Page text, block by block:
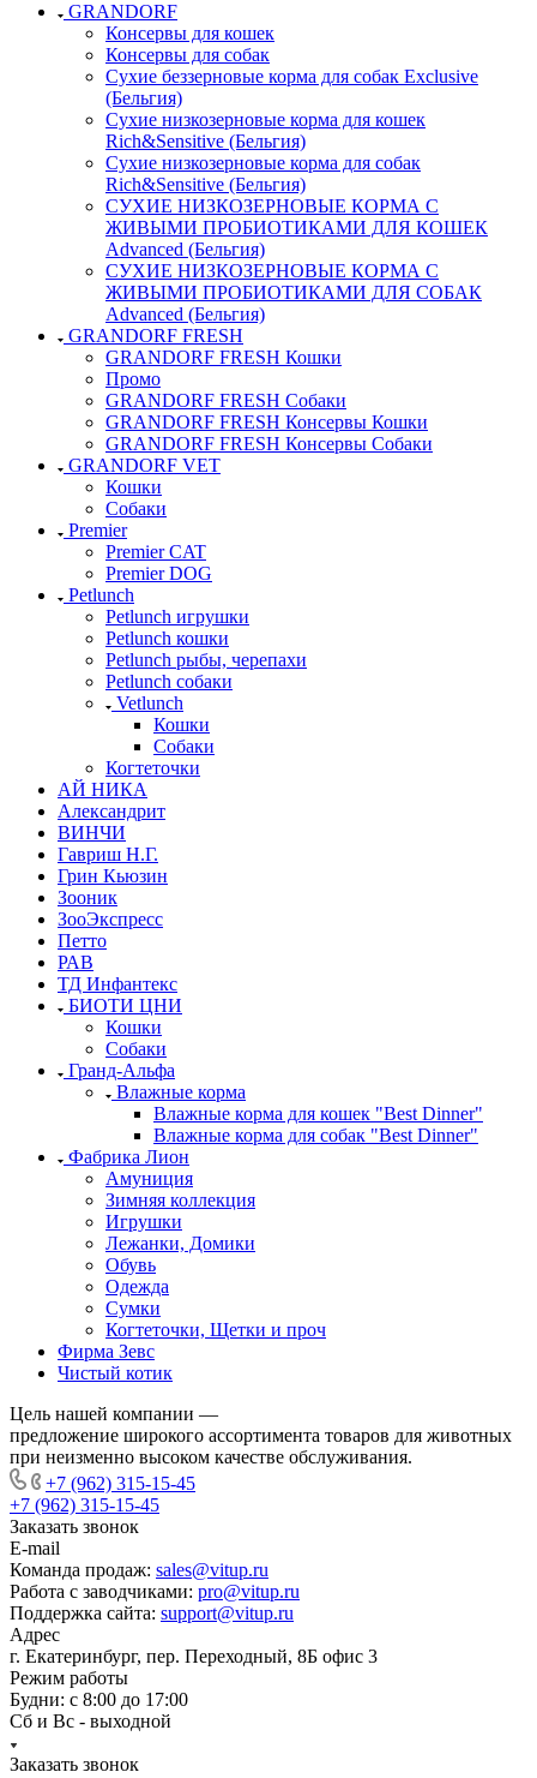
GRANDORF
Консервы для кошек
Консервы для собак
Сухие беззерновые корма для собак Exclusive
(Бельгия)
Сухие низкозерновые корма для кошек
Rich&Sensitive (Бельгия)
Сухие низкозерновые корма для собак
Rich&Sensitive (Бельгия)
СУХИЕ НИЗКОЗЕРНОВЫЕ КОРМА С
ЖИВЫМИ ПРОБИОТИКАМИ ДЛЯ КОШЕК
Advanced (Бельгия)
СУХИЕ НИЗКОЗЕРНОВЫЕ КОРМА С
ЖИВЫМИ ПРОБИОТИКАМИ ДЛЯ СОБАК
Advanced (Бельгия)
GRANDORF FRESH
GRANDORF FRESH Кошки
Промо
GRANDORF FRESH Собаки
GRANDORF FRESH Консервы Кошки
GRANDORF FRESH Консервы Собаки
GRANDORF VET
Кошки
Собаки
Premier
Premier CAT
Premier DOG
Petlunch
Petlunch игрушки
Petlunch кошки
Petlunch рыбы, черепахи
Petlunch собаки
Vetlunch
Кошки
Собаки
Когтеточки
АЙ НИКА
Александрит
ВИНЧИ
Гавриш Н.Г.
Грин Кьюзин
Зооник
ЗооЭкспресс
Петто
РАВ
ТД Инфантекс
БИОТИ ЦНИ
Кошки
Собаки
Гранд-Альфа
Влажные корма
Влажные корма для кошек "Best Dinner"
Влажные корма для собак "Best Dinner"
Фабрика Лион
Амуниция
Зимняя коллекция
Игрушки
Лежанки, Домики
Обувь
Одежда
Сумки
Когтеточки, Щетки и проч
Фирма Зевс
Чистый котик
Цель нашей компании —
предложение широкого ассортимента товаров для животных
при неизменно высоком качестве обслуживания.
+7 (962) 315-15-45
+7 (962) 315-15-45
Заказать звонок
E-mail
Команда продаж: sales@vitup.ru
Работа с заводчиками: pro@vitup.ru
Поддержка сайта: support@vitup.ru
Адрес
г. Екатеринбург, пер. Переходный, 8Б офис 3
Режим работы
Будни: с 8:00 до 17:00
Сб и Вс - выходной
Заказать звонок